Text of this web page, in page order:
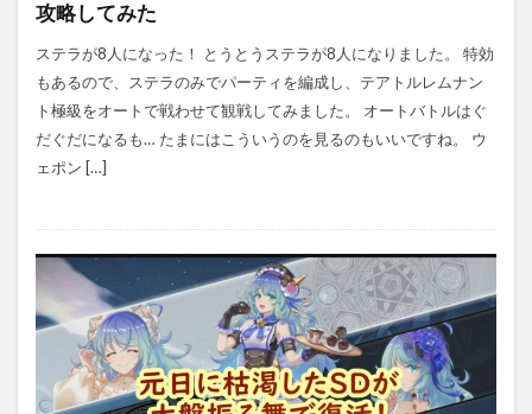
攻略してみた
ステラが8人になった！ とうとうステラが8人になりました。 特効
もあるので、ステラのみでパーティを編成し、テアトルレムナン
ト極級をオートで戦わせて観戦してみました。 オートバトルはぐ
だぐだになるも… たまにはこういうのを見るのもいいですね。 ウ
ェポン […]